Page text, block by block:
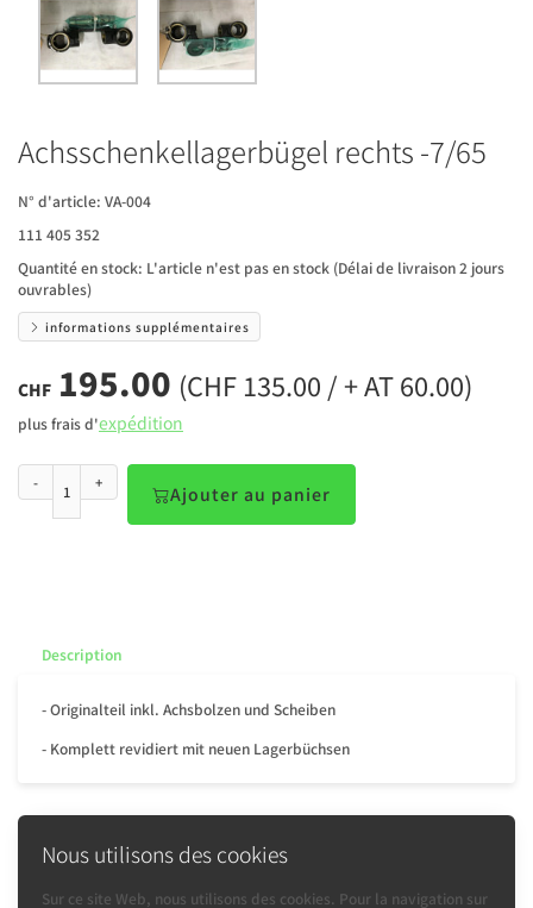
Nous utilisons des cookies
Sur ce site Web, nous utilisons des cookies. Pour la navigation sur
Achsschenkellagerbügel rechts -7/65
N° d'article: VA-004
111 405 352
Quantité en stock: L'article n'est pas en stock (Délai de livraison 2 jours
ouvrables)
informations supplémentaires
CHF 195.00 (CHF 135.00 / + AT 60.00)
plus frais d'expédition
- + Ajouter au panier
Description
- Originalteil inkl. Achsbolzen und Scheiben
- Komplett revidiert mit neuen Lagerbüchsen
Précédente